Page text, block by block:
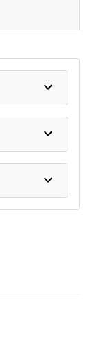
expand_more
expand_more
expand_more